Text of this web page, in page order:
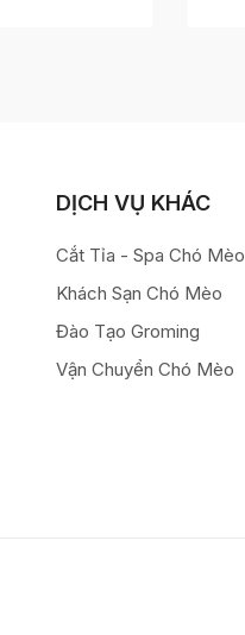
DỊCH VỤ KHÁC
Cắt Tỉa - Spa Chó Mèo
Khách Sạn Chó Mèo
Đào Tạo Groming
Vận Chuyển Chó Mèo